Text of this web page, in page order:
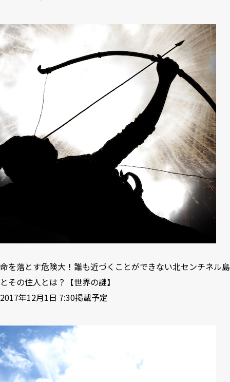
命を落とす危険大！誰も近づくことができない北センチネル島
とその住人とは？【世界の謎】
2017年12月1日 7:30掲載予定